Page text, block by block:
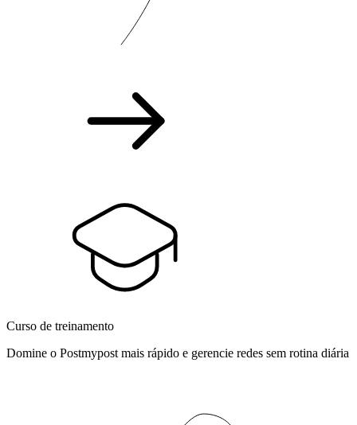
Curso de treinamento
Domine o Postmypost mais rápido e gerencie redes sem rotina diária